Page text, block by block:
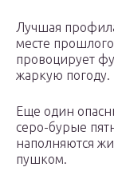
Лучшая
месте
провоцирует
жаркую погоду.
Еще один
серо-бурые
наполняются
пушком.